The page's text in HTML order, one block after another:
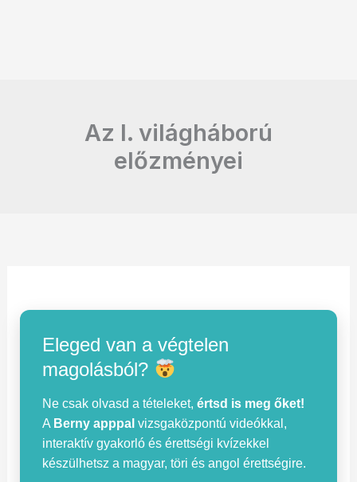
Az I. világháború
előzményei
Eleged van a végtelen
magolásból?
Ne csak olvasd a tételeket,értsd is meg őket!
A Berny apppal vizsgaközpontú videókkal,
interaktív gyakorló és érettségi kvízekkel
készülhetsz a magyar, töri és angol érettségire.